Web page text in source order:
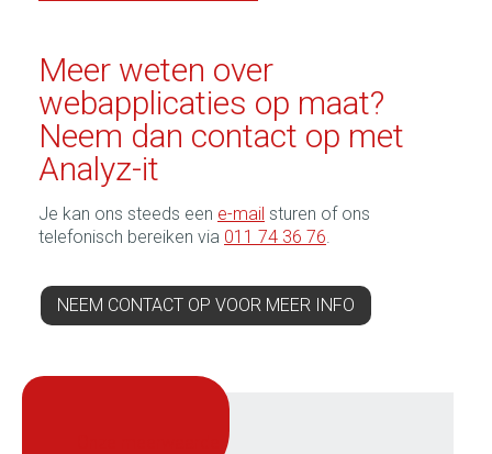
Meer weten over
webapplicaties op maat?
Neem dan contact op met
Analyz-it
Je kan ons steeds een e-mail sturen of ons
telefonisch bereiken via 011 74 36 76.
NEEM CONTACT OP VOOR MEER INFO